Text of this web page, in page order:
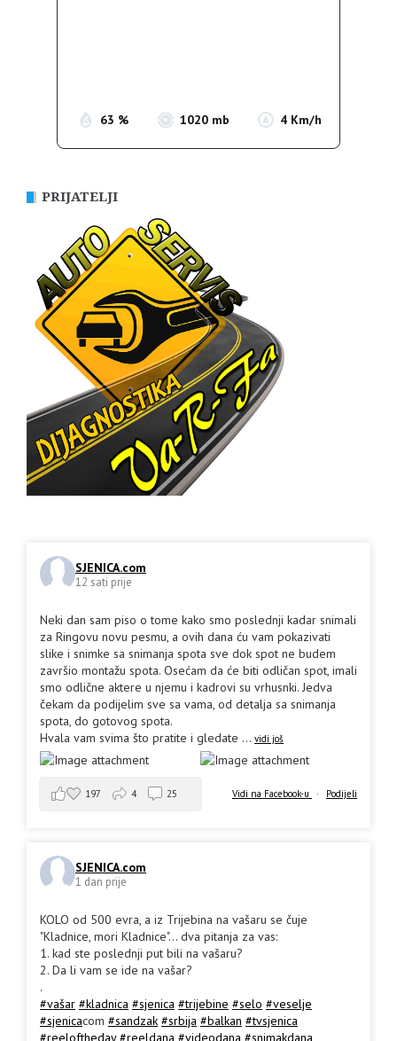
63 % 1020 mb 4 Km/h
PRIJATELJI
SJENICA.com
12 sati prije
Neki dan sam piso o tome kako smo poslednji kadar snimali
za Ringovu novu pesmu, a ovih dana ću vam pokazivati
slike i snimke sa snimanja spota sve dok spot ne budem
završio montažu spota. Osećam da će biti odličan spot, imali
smo odlične aktere u njemu i kadrovi su vrhusnki. Jedva
čekam da podijelim sve sa vama, od detalja sa snimanja
spota, do gotovog spota.
Hvala vam svima što pratite i gledate ... vidi još
Vidi na Facebook-u · Podijeli
197 4 25
SJENICA.com
1 dan prije
KOLO od 500 evra, a iz Trijebina na vašaru se čuje
"Kladnice, mori Kladnice"... dva pitanja za vas:
1. kad ste poslednji put bili na vašaru?
2. Da li vam se ide na vašar?
.
#vašar #kladnica #sjenica #trijebine #selo #veselje
#sjenicacom #sandzak #srbija #balkan #tvsjenica
#reeloftheday #reeldana #videodana #snimakdana